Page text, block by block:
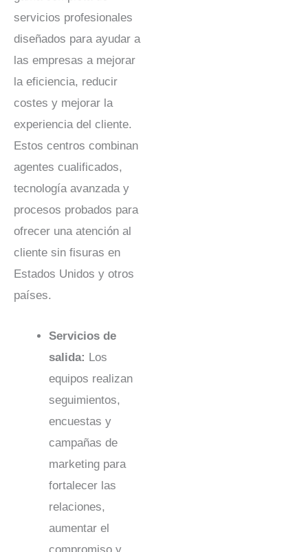
servicios profesionales
diseñados para ayudar a
las empresas a mejorar
la eficiencia, reducir
costes y mejorar la
experiencia del cliente.
Estos centros combinan
agentes cualificados,
tecnología avanzada y
procesos probados para
ofrecer una atención al
cliente sin fisuras en
Estados Unidos y otros
países.
Servicios de
salida: Los
equipos realizan
seguimientos,
encuestas y
campañas de
marketing para
fortalecer las
relaciones,
aumentar el
compromiso y